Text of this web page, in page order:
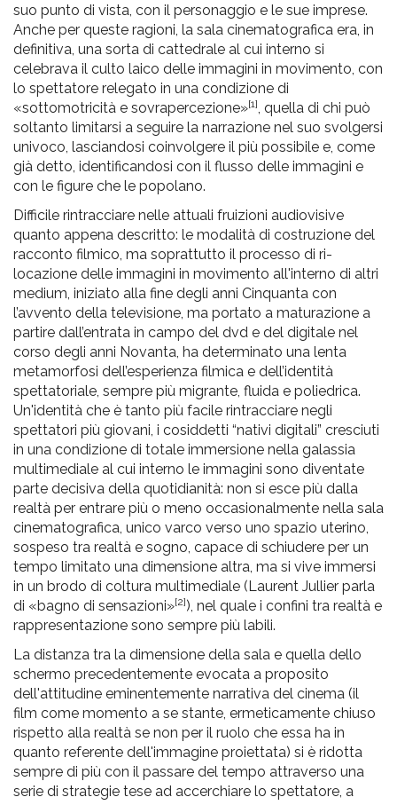
suo punto di vista, con il personaggio e le sue imprese.
Anche per queste ragioni, la sala cinematografica era, in
definitiva, una sorta di cattedrale al cui interno si
celebrava il culto laico delle immagini in movimento, con
lo spettatore relegato in una condizione di
«sottomotricità e sovrapercezione»[1], quella di chi può
soltanto limitarsi a seguire la narrazione nel suo svolgersi
univoco, lasciandosi coinvolgere il più possibile e, come
già detto, identificandosi con il flusso delle immagini e
con le figure che le popolano.
Difficile rintracciare nelle attuali fruizioni audiovisive
quanto appena descritto: le modalità di costruzione del
racconto filmico, ma soprattutto il processo di ri-
locazione delle immagini in movimento all'interno di altri
medium, iniziato alla fine degli anni Cinquanta con
l’avvento della televisione, ma portato a maturazione a
partire dall’entrata in campo del dvd e del digitale nel
corso degli anni Novanta, ha determinato una lenta
metamorfosi dell’esperienza filmica e dell’identità
spettatoriale, sempre più migrante, fluida e poliedrica.
Un'identità che è tanto più facile rintracciare negli
spettatori più giovani, i cosiddetti “nativi digitali” cresciuti
in una condizione di totale immersione nella galassia
multimediale al cui interno le immagini sono diventate
parte decisiva della quotidianità: non si esce più dalla
realtà per entrare più o meno occasionalmente nella sala
cinematografica, unico varco verso uno spazio uterino,
sospeso tra realtà e sogno, capace di schiudere per un
tempo limitato una dimensione altra, ma si vive immersi
in un brodo di coltura multimediale (Laurent Jullier parla
di «bagno di sensazioni»[2]), nel quale i confini tra realtà e
rappresentazione sono sempre più labili.
La distanza tra la dimensione della sala e quella dello
schermo precedentemente evocata a proposito
dell'attitudine eminentemente narrativa del cinema (il
film come momento a se stante, ermeticamente chiuso
rispetto alla realtà se non per il ruolo che essa ha in
quanto referente dell'immagine proiettata) si è ridotta
sempre di più con il passare del tempo attraverso una
serie di strategie tese ad accerchiare lo spettatore, a